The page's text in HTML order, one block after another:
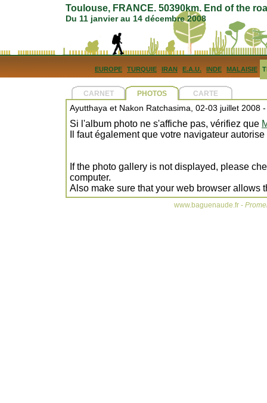
Toulouse, FRANCE. 50390km. End of the
Du 11 janvier au 14 décembre 2008
EUROPE TURQUIE IRAN E.A.U. INDE MALAISIE
CARNET PHOTOS CARTE
Ayutthaya et Nakon Ratchasima, 02-03 juillet 2008
Si l'album photo ne s'affiche pas, vérifiez que
Il faut également que votre navigateur
If the photo gallery is not displayed, please
computer.
Also make sure that your web browser allows
www.baguenaude.fr -